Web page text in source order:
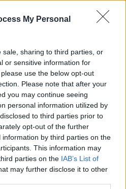
My Personal
sale, sharing to third parties, or
or sensitive information for
use the below opt-out
Please note that after your
you may continue seeing
personal information utilized by
to third parties prior to
opt-out of the further
by third parties on the
This information may
parties on the IAB’s List of
may further disclose it to other